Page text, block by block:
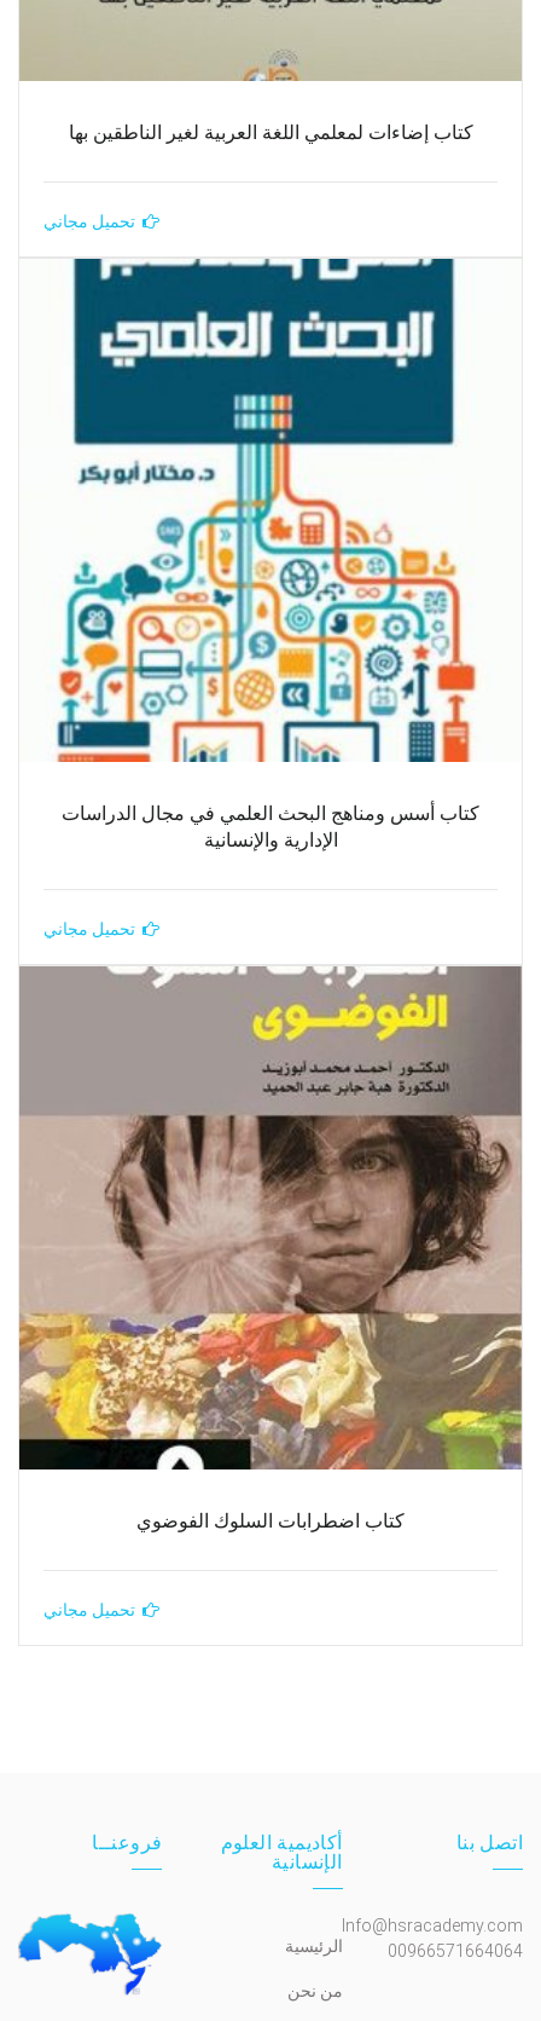
كتاب إضاءات لمعلمي اللغة العربية لغير الناطقين بها
تحميل مجاني
كتاب أسس ومناهج البحث العلمي في مجال الدراسات
الإدارية والإنسانية
تحميل مجاني
كتاب اضطرابات السلوك الفوضوي
تحميل مجاني
اتصل بنا
Info@hsracademy.com
00966571664064
أكاديمية العلوم
الإنسانية
الرئيسية
من نحن
فروعنــا